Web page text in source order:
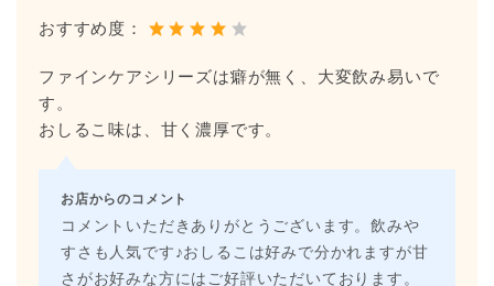
おすすめ度：
ファインケアシリーズは癖が無く、大変飲み易いで
す。
おしるこ味は、甘く濃厚です。
お店からのコメント
コメントいただきありがとうございます。飲みや
すさも人気です♪おしるこは好みで分かれますが甘
さがお好みな方にはご好評いただいております。